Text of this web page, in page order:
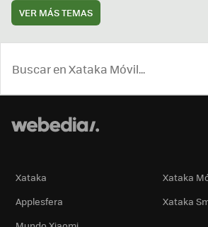
VER MÁS TEMAS
Xataka
Xataka
Applesfera
Xataka